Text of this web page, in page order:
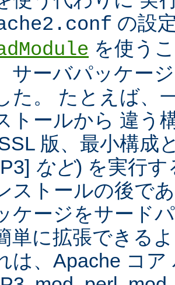
の設
を使う
サーバパッケー
た。 たとえば、
トールから 違う
版、最小構成
など) を実行
ストールの後で
ケージをサード
単に拡張できる
は、Apache コ